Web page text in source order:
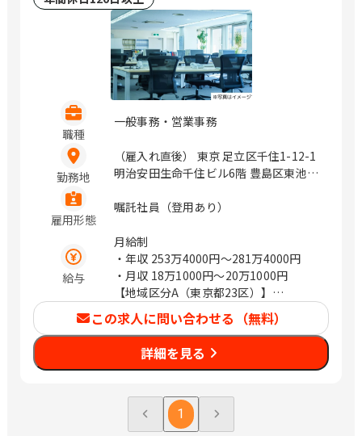
職種
一般事務・営業事務
勤務地
（雇入れ直後） 東京 足立区千住1-12-1
明治安田生命千住ビル6階 豊島区東池袋
市曙町2-17-3 明治安田生命立川ビル7階
ル2階 千代田区丸の内2-1-1 神奈川 横浜
市港北区新横浜2-3-12 新横浜スクエア
ビル18階 川崎市川崎区砂子2-4-13 川崎
ダイヤビル7階 横浜市中区長者町5-85
治安田生命大船ビル2階 平塚市宮の前8-
16 明治安田生命平塚ビル2階 埼玉 熊谷
市本町2-93 明治安田生命熊谷ビル2階
さいたま市浦和区高砂2-14-18 浦和高砂
センタービル5階 川越市脇田本町24-19
明治安田生命川越ビル2階 草加市高砂2-
9-2 アコス北館Ｎビル2階 千葉 千葉市中
雇用形態
嘱託社員（登用あり）
給与
月給制
・年収 253万4000円〜281万4000円
・月収 18万1000円〜20万1000円
【地域区分A（東京都23区）】
・年収2,814,000円（月給201,000円）
【地域区分B（東京都23区以外・神奈川
県・千葉県・埼玉県・愛知県・大阪
府）】
【地域区分C（上記以外の地域）】
・年収2,534,000円（月給181,000円）
この求人に問い合わせる（無料）
詳細を見る
1